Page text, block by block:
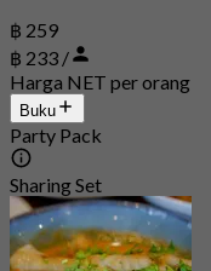
฿ 259
฿ 233 /
Harga NET per orang
Buku
Party Pack
Sharing Set